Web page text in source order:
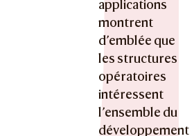
applications
montrent
d’emblée que
les structures
opératoires
intéressent
l’ensemble du
développement